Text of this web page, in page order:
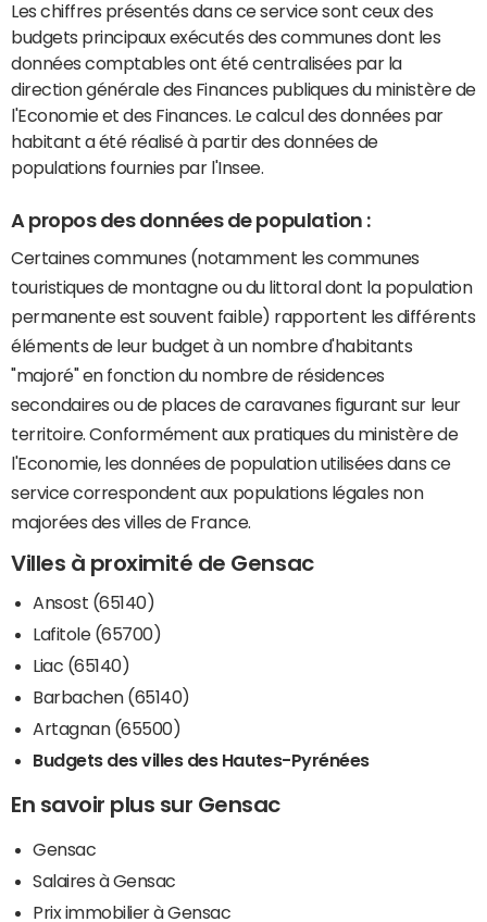
Les chiffres présentés dans ce service sont ceux des
budgets principaux exécutés des communes dont les
données comptables ont été centralisées par la
direction générale des Finances publiques du ministère de
l'Economie et des Finances. Le calcul des données par
habitant a été réalisé à partir des données de
populations fournies par l'Insee.
A propos des données de population :
Certaines communes (notamment les communes
touristiques de montagne ou du littoral dont la population
permanente est souvent faible) rapportent les différents
éléments de leur budget à un nombre d'habitants
"majoré" en fonction du nombre de résidences
secondaires ou de places de caravanes figurant sur leur
territoire. Conformément aux pratiques du ministère de
l'Economie, les données de population utilisées dans ce
service correspondent aux populations légales non
majorées des villes de France.
Villes à proximité de Gensac
Ansost (65140)
Lafitole (65700)
Liac (65140)
Barbachen (65140)
Artagnan (65500)
Budgets des villes des Hautes-Pyrénées
En savoir plus sur Gensac
Gensac
Salaires à Gensac
Prix immobilier à Gensac